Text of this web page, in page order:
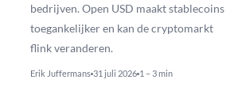
bedrijven. Open USD maakt stablecoins
toegankelijker en kan de cryptomarkt
flink veranderen.
Erik Juffermans 31 juli 2026 1 – 3 min